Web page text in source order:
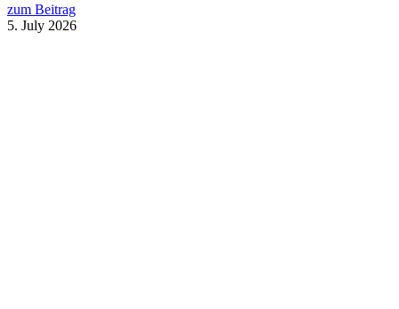
zum Beitrag
5. July 2026